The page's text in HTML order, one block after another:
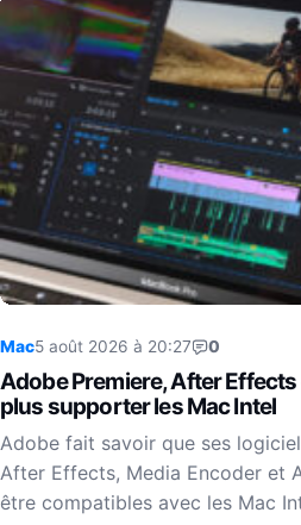
Mac5 août 2026 à 20:27 0
Adobe Premiere, After
plus supporter les Mac Intel
Adobe fait savoir que ses
After Effects, Media Encoder et
être compatibles avec les Mac